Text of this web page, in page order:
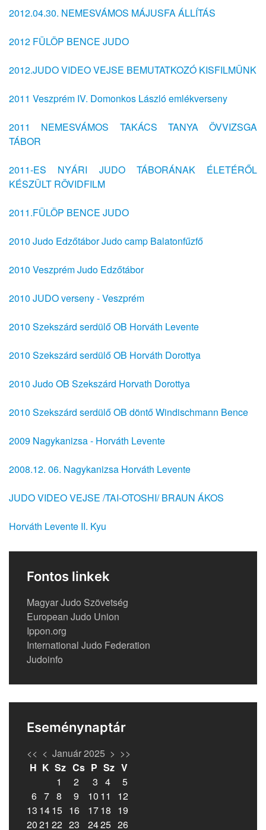
2012.04.30. NEMESVÁMOS MÁJUSFA ÁLLÍTÁS
2012 FÜLÖP BENCE JUDO
2012.JUDO VIDEO VEJSE BEMUTATKOZÓ KISFILMÜNK
2011 Veszprém IV. Domonkos László emlékverseny
2011 NEMESVÁMOS TAKÁCS TANYA ÖVVIZSGA
TÁBOR
2011-ES NYÁRI JUDO TÁBORÁNAK ÉLETÉRŐL
KÉSZÜLT RÖVIDFILM
2011.FÜLÖP BENCE JUDO
2010 Judo Edzőtábor Judo camp Balatonfűzfő
2010 Veszprém Judo Edzőtábor
2010 JUDO verseny - Veszprém
2010 Szekszárd serdülő OB Horváth Levente
2010 Szekszárd serdülő OB Horváth Dorottya
2010 Judo OB Szekszárd Horvath Dorottya
2010 Szekszárd serdülő OB döntő Windischmann Bence
2009 Nagykanizsa - Horváth Levente
2008.12. 06. Nagykanizsa Horváth Levente
JUDO VIDEO VEJSE /TAI-OTOSHI/ BRAUN ÁKOS
Horváth Levente II. Kyu
Fontos linkek
Magyar Judo Szövetség
European Judo Union
Ippon.org
International Judo Federation
Judoinfo
Eseménynaptár
<< < Január 2025 > >>
H K Sz Cs P Sz V
1
2 3 4
5
6 7 8 9 10 11
12
13 1415 16 1718 19
2021 22 23 2425 26